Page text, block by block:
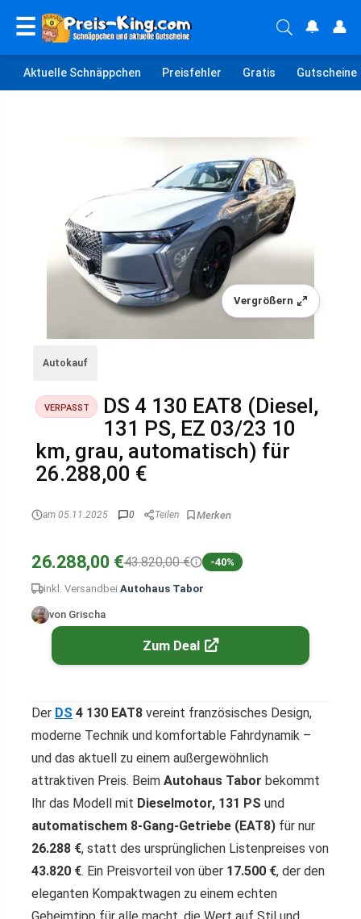
☰ 🔔 👤
Aktuelle Schnäppchen Preisfehler Gratis Gutscheine
Vergrößern
Autokauf
VERPASST
DS 4 130 EAT8 (Diesel,
131 PS, EZ 03/23 10
km, grau, automatisch) für
26.288,00 €
am 05.11.2025 0 Teilen
26.288,00 €43.820,00 € -40%
inkl. Versand bei Autohaus Tabor
von Grischa
Zum Deal
Der DS 4 130 EAT8 vereint französisches Design,
moderne Technik und komfortable Fahrdynamik –
und das aktuell zu einem außergewöhnlich
attraktiven Preis. Beim Autohaus Tabor bekommt
Ihr das Modell mit Dieselmotor, 131 PS und
automatischem 8-Gang-Getriebe (EAT8) für nur
26.288 €, statt des ursprünglichen Listenpreises von
43.820 €. Ein Preisvorteil von über 17.500 €, der den
eleganten Kompaktwagen zu einem echten